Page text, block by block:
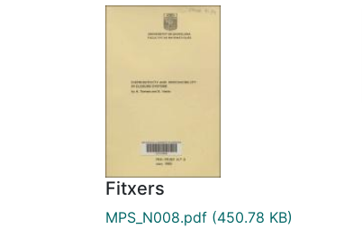
Fitxers
MPS_N008.pdf (450.78 KB)